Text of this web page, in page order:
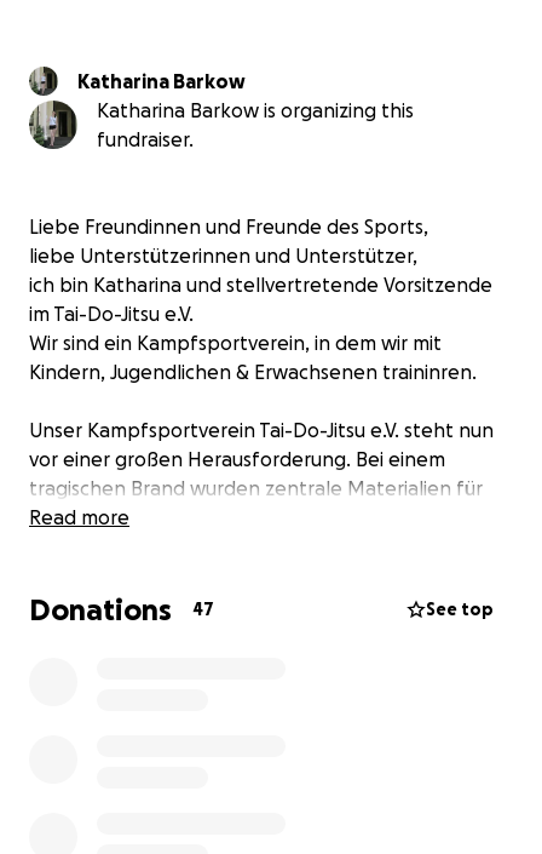
Katharina Barkow
Katharina Barkow is organizing this
fundraiser.
Liebe Freundinnen und Freunde des Sports,
liebe Unterstützerinnen und Unterstützer,
ich bin Katharina und stellvertretende Vorsitzende
im Tai-Do-Jitsu e.V.
Wir sind ein Kampfsportverein, in dem wir mit
Kindern, Jugendlichen & Erwachsenen traininren.
Unser Kampfsportverein Tai-Do-Jitsu e.V. steht nun
vor einer großen Herausforderung. Bei einem
tragischen Brand wurden zentrale Materialien für
unser jährliches Trainingslager vollständig zerstört –
Kühlschränke
Read more
Donations 47 See top